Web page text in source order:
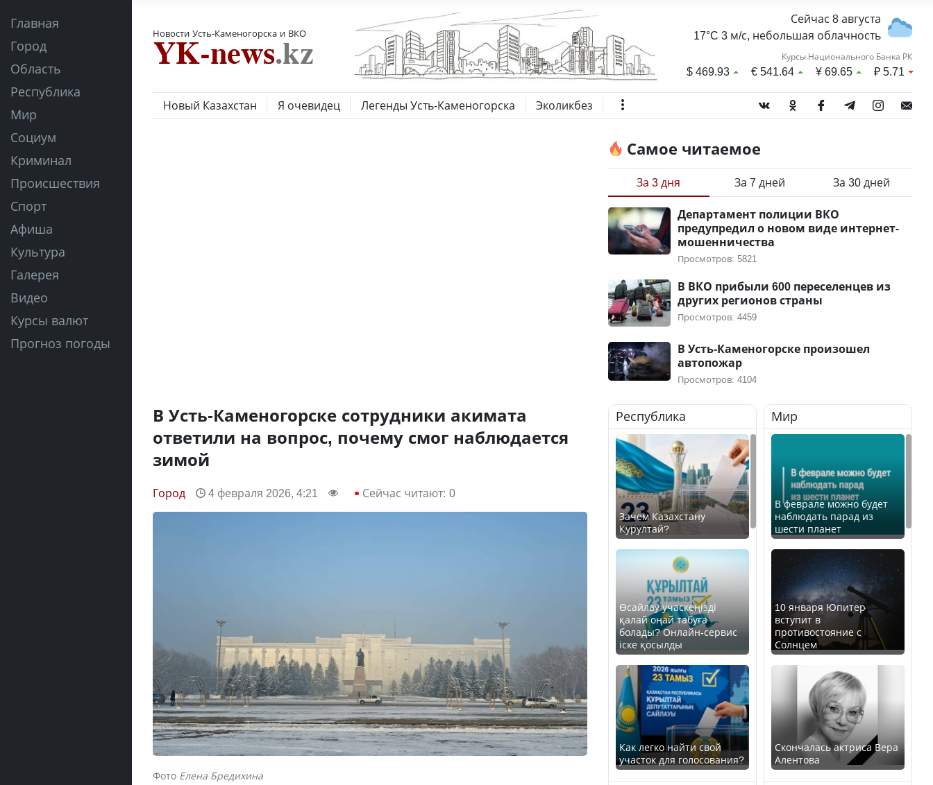
Главная
Город
Область
Республика
Мир
Социум
Криминал
Происшествия
Спорт
Афиша
Культура
Галерея
Видео
Курсы валют
Прогноз погоды
Новости Усть-Каменогорска и ВКО
Сейчас 8 августа
17°C 3 м/с, небольшая облачность
Курсы Национального Банка РК
$469.93 €541.64 ¥69.65 ₽5.71
Новый Казахстан Я очевидец Легенды Усть-Каменогорска Эколикбез
В Усть-Каменогорске сотрудники акимата
ответили на вопрос, почему смог наблюдается
зимой
Город 4 февраля 2026, 4:21 Сейчас читают: 0
Фото Елена Бредихина
Самое читаемое
За 3 дня За 7 дней За 30 дней
Департамент полиции ВКО
предупредил о новом виде интернет-
мошенничества
Просмотров: 5821
В ВКО прибыли 600 переселенцев из
других регионов страны
Просмотров: 4459
В Усть-Каменогорске произошел
автопожар
Просмотров: 4104
Республика
Зачем Казахстану
Курултай?
Өсайлау учаскеңізді
қалай оңай табуға
болады? Онлайн-сервис
іске қосылды
Как легко найти свой
участок для голосования?
Мир
В феврале можно будет
наблюдать парад из
шести планет
10 января Юпитер
вступит в
противостояние с
Солнцем
Скончалась актриса Вера
Алентова